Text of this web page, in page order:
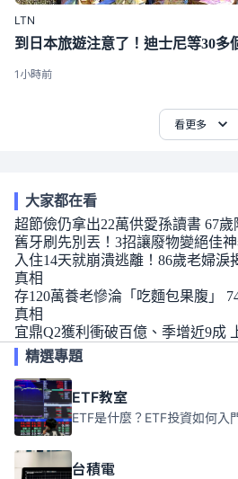
LTN
1小時前
看更多
大家都在看
超節儉仍拿出22萬供愛孫讀書 67
舊牙刷先別丟！3招讓廢物變絕佳
入住14天就崩潰逃離！86歲老婦淚
真相
存120萬養老慘淪「吃麵包果腹」
真相
宜鼎Q2獲利衝破百億、季增近9成
精選專題
ETF教室
台積電